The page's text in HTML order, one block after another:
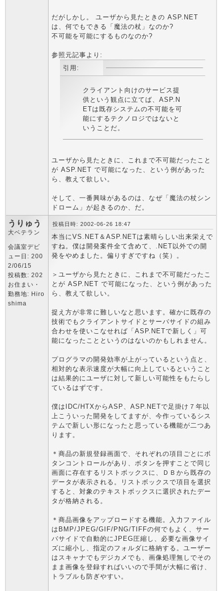
だがしかし。 ユーザから見たときの ASP.NET
は、何でもできる「魔法の杖」なのか?
不可能を可能にするものなのか?
参照元記事より:
引用:
クライアント向けのサービス提
供という観点に立てば、ASP.N
ETは既存システムの不可能を可
能にするテクノロジではないと
いうことだ。
ユーザから見たときに、これまで不可能だったこと
が ASP.NET で可能になった、という例があった
ら、教えて欲しい。
そして、一番興味があるのは、なぜ「魔法の杖シン
ドローム」が起きるのか、だ。
うりゅう
大ベテラン
会議室デビ
ュー日: 200
2/06/15
投稿数: 202
お住まい・
勤務地: Hiro
shima
投稿日時: 2002-06-26 18:47
本当にVS.NET＆ASP.NETは素晴らしい出来栄えで
すね。僕は開発案件全て含めて、.NET以外での開
発をやめました。偏りすぎですね（笑）。
＞ユーザから見たときに、これまで不可能だったこ
とが ASP.NET で可能になった、という例があった
ら、教えて欲しい。
捉え方が非常に難しいなと思います。確かに既存の
技術でもクライアントサイドとサーバサイドの組み
合わせを使いこなせれば「ASP.NETで新しく」可
能になったことというのはないのかもしれません。
プログラマの開発効率が上がっているという点と、
相対的な表示速度が大幅に向上しているということ
は結果的にユーザに対して新しい可能性をもたらし
ているはずです。
僕はIDC/HTXからASP、ASP.NETで足掛け７年以
上こういった開発をしてますが、今作っているシス
テムで新しい形になったと思っている機能が二つあ
ります。
＊商品の新規登録画面で、それぞれの項目ごとにボ
タンコントロールがあり、ボタンを押すことで同じ
画面に存在するリストボックスに、ＤＢから既存の
データが表示される。リストボックスで項目を選択
すると、対象のテキストボックスに選択されたデー
タが格納される。
＊商品画像をアップロードする機能。入力ファイル
はBMP/JPEG/GIF/PNG/TIFFの何でもよく、サー
バサイドで自動的にJPEG圧縮し、必要な画像サイ
ズに縮小し、指定のフォルダに格納する。ユーザー
はスキャナでもデジカメでも、画像処理無しでその
まま画像を登録すればいいので手間が大幅に省け、
トラブルも防ぎやすい。